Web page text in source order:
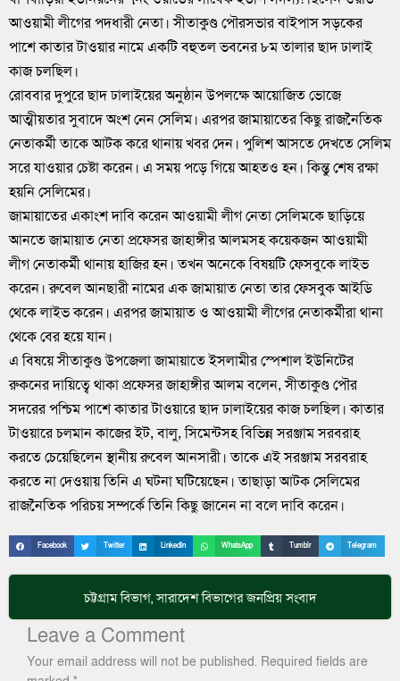
আওয়ামী লীগের পদধারী নেতা। সীতাকুণ্ড পৌরসভার বাইপাস সড়কের
পাশে কাতার টাওয়ার নামে একটি বহুতল ভবনের ৮ম তালার ছাদ ঢালাই
কাজ চলছিল।
রোববার দুপুরে ছাদ ঢালাইয়ের অনুষ্ঠান উপলক্ষে আয়োজিত ভোজে
আত্মীয়তার সুবাদে অংশ নেন সেলিম। এরপর জামায়াতের কিছু রাজনৈতিক
নেতাকর্মী তাকে আটক করে থানায় খবর দেন। পুলিশ আসতে দেখতে সেলিম
সরে যাওয়ার চেষ্টা করেন। এ সময় পড়ে গিয়ে আহতও হন। কিন্তু শেষ রক্ষা
হয়নি সেলিমের।
জামায়াতের একাংশ দাবি করেন আওয়ামী লীগ নেতা সেলিমকে ছাড়িয়ে
আনতে জামায়াত নেতা প্রফেসর জাহাঙ্গীর আলমসহ কয়েকজন আওয়ামী
লীগ নেতাকর্মী থানায় হাজির হন। তখন অনেকে বিষয়টি ফেসবুকে লাইভ
করেন। রুবেল আনছারী নামের এক জামায়াত নেতা তার ফেসবুক আইডি
থেকে লাইভ করেন। এরপর জামায়াত ও আওয়ামী লীগের নেতাকর্মীরা থানা
থেকে বের হয়ে যান।
এ বিষয়ে সীতাকুণ্ড উপজেলা জামায়াতে ইসলামীর স্পেশাল ইউনিটের
রুকনের দায়িত্বে থাকা প্রফেসর জাহাঙ্গীর আলম বলেন, সীতাকুণ্ড পৌর
সদরের পশ্চিম পাশে কাতার টাওয়ারে ছাদ ঢালাইয়ের কাজ চলছিল। কাতার
টাওয়ারে চলমান কাজের ইট, বালু, সিমেন্টসহ বিভিন্ন সরঞ্জাম সরবরাহ
করতে চেয়েছিলেন স্থানীয় রুবেল আনসারী। তাকে এই সরঞ্জাম সরবরাহ
করতে না দেওয়ায় তিনি এ ঘটনা ঘটিয়েছেন। তাছাড়া আটক সেলিমের
রাজনৈতিক পরিচয় সম্পর্কে তিনি কিছু জানেন না বলে দাবি করেন।
Facebook Twitter LinkedIn WhatsApp Tumblr Telegram
চট্টগ্রাম বিভাগ,সারাদেশবিভাগের জনপ্রিয় সংবাদ
Leave a Comment
Your email address will not be published. Required fields are